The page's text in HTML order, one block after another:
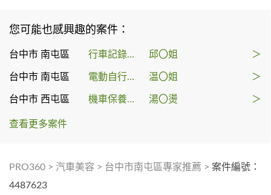
您可能也感興趣的案件：
台中市 南屯區 行車記錄器安裝 邱〇姐 ＞
台中市 南屯區 電動自行車維修 温〇姐 ＞
台中市 西屯區 機車保養維修 湯〇燙 ＞
查看更多案件
PRO360 > 汽車美容 > 台中市南屯區專家推薦 > 案件編號：
4487623